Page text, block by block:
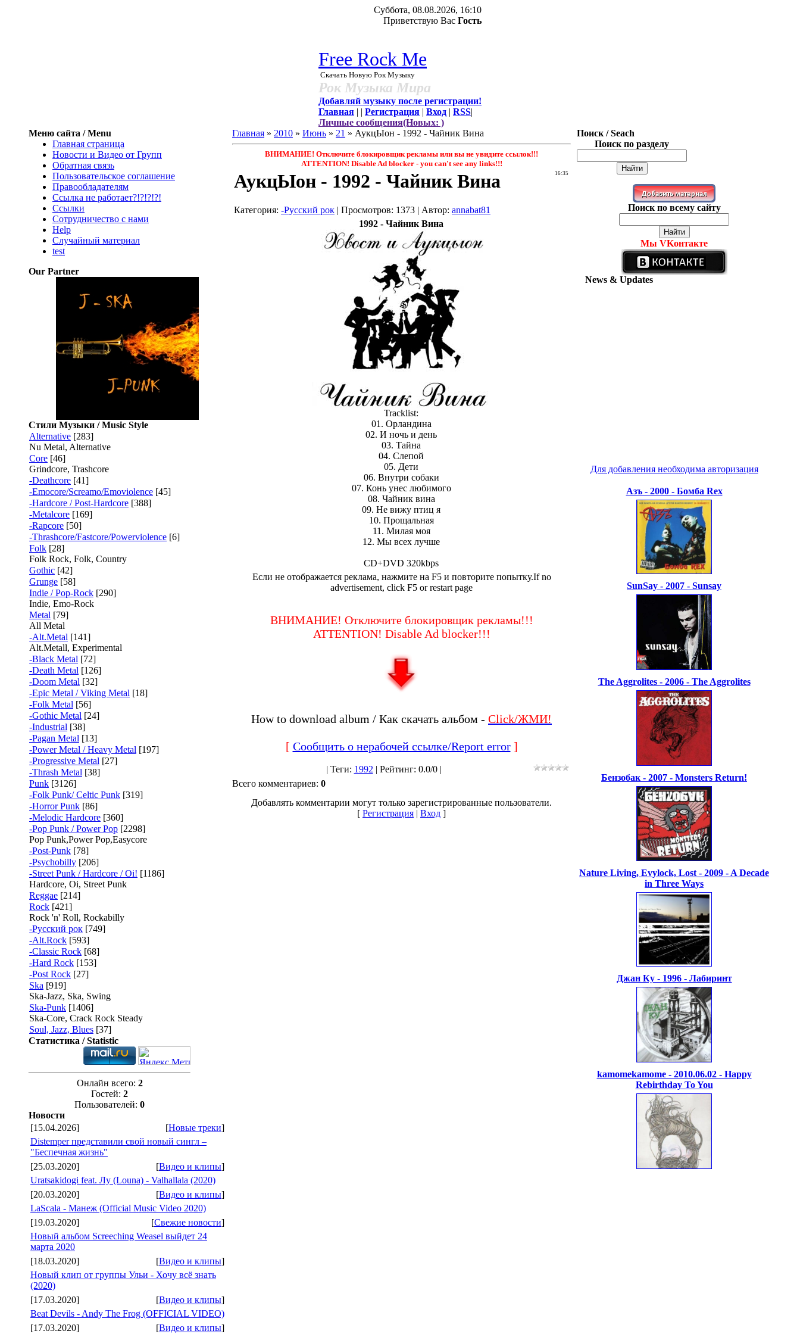
Суббота, 08.08.2026, 16:10
Приветствую Вас Гость
Free Rock Me
Скачать Новую Рок Музыку
Рок Музыка Мира
Добавляй музыку после регистрации!
Главная | | Регистрация | Вход | RSS|
Личные сообщения(Новых: )
Меню сайта / Menu
Главная страница
Новости и Видео от Групп
Обратная связь
Пользовательское соглашение
Правообладателям
Ссылка не работает?!?!?!?!
Ссылки
Сотрудничество с нами
Help
Cлучайный материал
test
Our Partner
Стили Музыки / Music Style
Alternative [283]
Nu Metal, Alternative
Core [46]
Grindcore, Trashcore
-Deathcore [41]
-Emocore/Screamo/Emoviolence [45]
-Hardcore / Post-Hardcore [388]
-Metalcore [169]
-Rapcore [50]
-Thrashcore/Fastcore/Powerviolence [6]
Folk [28]
Folk Rock, Folk, Country
Gothic [42]
Grunge [58]
Indie / Pop-Rock [290]
Indie, Emo-Rock
Metal [79]
All Metal
-Alt.Metal [141]
Alt.Metall, Experimental
-Black Metal [72]
-Death Metal [126]
-Doom Metal [32]
-Epic Metal / Viking Metal [18]
-Folk Metal [56]
-Gothic Metal [24]
-Industrial [38]
-Pagan Metal [13]
-Power Metal / Heavy Metal [197]
-Progressive Metal [27]
-Thrash Metal [38]
Punk [3126]
-Folk Punk/ Celtic Punk [319]
-Horror Punk [86]
-Melodic Hardcore [360]
-Pop Punk / Power Pop [2298]
Pop Punk,Power Pop,Easycore
-Post-Punk [78]
-Psychobilly [206]
-Street Punk / Hardcore / Oi! [1186]
Hardcore, Oi, Street Punk
Reggae [214]
Rock [421]
Rock 'n' Roll, Rockabilly
-Русский рок [749]
-Alt.Rock [593]
-Classic Rock [68]
-Hard Rock [153]
-Post Rock [27]
Ska [919]
Ska-Jazz, Ska, Swing
Ska-Punk [1406]
Ska-Core, Crack Rock Steady
Soul, Jazz, Blues [37]
Статистика / Statistic
Онлайн всего: 2
Гостей: 2
Пользователей: 0
Новости
[15.04.2026]
[Новые треки]
Distemper представили свой новый сингл –
"Беспечная жизнь"
[25.03.2020]
[Видео и клипы]
Uratsakidogi feat. Лу (Louna) - Valhallala (2020)
[20.03.2020]
[Видео и клипы]
LaScala - Манеж (Official Music Video 2020)
[19.03.2020]
[Свежие новости]
Новый альбом Screeching Weasel выйдет 24
марта 2020
[18.03.2020]
[Видео и клипы]
Новый клип от группы Ульи - Хочу всё знать
(2020)
[17.03.2020]
[Видео и клипы]
Beat Devils - Andy The Frog (OFFICIAL VIDEO)
[17.03.2020]
[Видео и клипы]
Главная » 2010 » Июнь » 21 » АукцЫон - 1992 - Чайник Вина
ВНИМАНИЕ! Отключите блокировщик рекламы или вы не увидите ссылок!!!
ATTENTION! Disable Ad blocker - you саn't see any links!!!
16:35
АукцЫон - 1992 - Чайник Вина
Категория: -Русский рок | Просмотров: 1373 | Автор: annabat81
1992 - Чайник Вина
Tracklist:
01. Орландина
02. И ночь и день
03. Тайна
04. Слепой
05. Дети
06. Внутри собаки
07. Конь унес любимого
08. Чайник вина
09. Не вижу птиц я
10. Прощальная
11. Милая моя
12. Мы всех лучше
CD+DVD 320kbps
Если не отображается реклама, нажмите на F5 и повторите попытку.If no
advertisement, click F5 or restart page
ВНИМАНИЕ! Отключите блокировщик рекламы!!!
ATTENTION! Disable Ad blocker!!!
How to download album / Как скачать альбом - Click/ЖМИ!
[ Сообщить о нерабочей ссылке/Report error]
| Теги: 1992 | Рейтинг: 0.0/0 |
Всего комментариев: 0
Добавлять комментарии могут только зарегистрированные пользователи.
[ Регистрация | Вход ]
Поиск / Seach
Поиск по разделу
Поиск по всему сайту
Мы VKонтакте
News & Updates
Для добавления необходима авторизация
Азъ - 2000 - Бомба Rex
SunSay - 2007 - Sunsay
The Aggrolites - 2006 - The Aggrolites
Бензобак - 2007 - Monsters Return!
Nature Living, Evylock, Lost - 2009 - A Decade
in Three Ways
Джан Ку - 1996 - Лабиринт
kamomekamome - 2010.06.02 - Happy
Rebirthday To You